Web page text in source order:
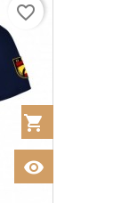
shopping_cart
visibility
favorite_border